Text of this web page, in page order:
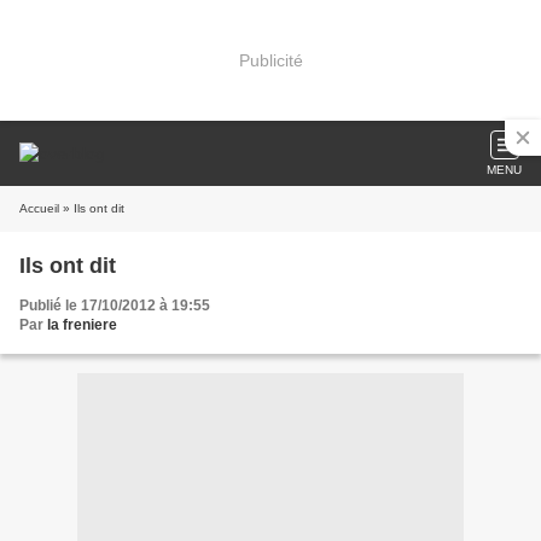
Publicité
MENU
Accueil » Ils ont dit
Ils ont dit
Publié le 17/10/2012 à 19:55
Par la freniere